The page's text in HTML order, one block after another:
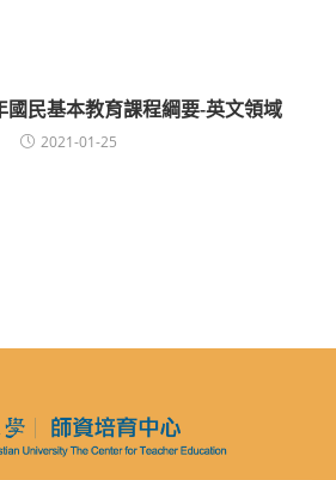
國民基本教育課程綱要-英文領域
2021-01-25